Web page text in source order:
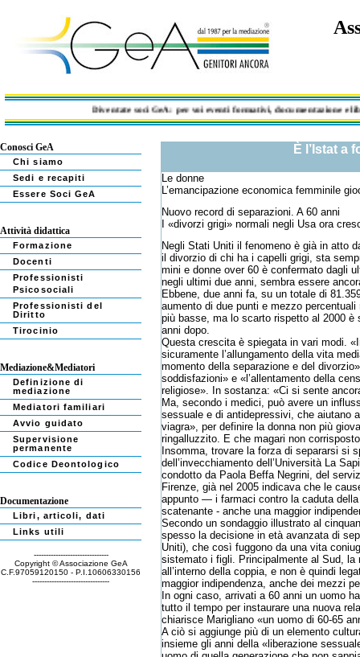
Diventate soci GeA: per voi eventi formativi, documentazione e libri
Conosci GeA
Chi siamo
Sedi e recapiti
Essere Soci GeA
Attività didattica
Formazione
Docenti
Professionisti
Psicosociali
Professionisti del
Diritto
Tirocinio
Mediazione&Mediatori
Definizione di
mediazione
Mediatori familiari
Avvio guidato
Supervisione
permanente
Codice Deontologico
Documentazione
Libri, articoli, dati
Links utili
-------------------------------
Copyright © Associazione GeA
C.F.97059120150 - P.I.10606330156
--------------------------------
È l’Istat a
Le donne
L’emancipazione economica femminile
Nuovo record di separazioni. A 60 anni
I «divorzi grigi» normali negli Usa ora
Negli Stati Uniti il fenomeno è già in atto
il divorzio di chi ha i capelli grigi, sta
mini e donne over 60 è confermato dagli
negli ultimi due anni, sembra essere
Ebbene, due anni fa, su un totale di
aumento di due punti e mezzo
più basse, ma lo scarto rispetto al 2000
anni dopo.
Questa crescita è spiegata in vari modi.
sicuramente l’allungamento della vita
momento della separazione e del
soddisfazioni» e «l’allentamento della
religiose». In sostanza: «Ci si sente
Ma, secondo i medici, può avere un
sessuale e di antidepressivi, che aiutano
viagra», per definire la donna non più
ringalluzzito. E che magari non
Insomma, trovare la forza di separarsi si
dell’invecchiamento dell’Università La
condotto da Paola Beffa Negrini, del
Firenze, già nel 2005 indicava che le
appunto — i farmaci contro la caduta
scatenante - anche una maggior
Secondo un sondaggio illustrato al
spesso la decisione in età avanzata di
Uniti), che così fuggono da una vita
sistemato i figli. Principalmente al Sud, la
all’interno della coppia, e non è quindi
maggior indipendenza, anche dei mezzi
In ogni caso, arrivati a 60 anni un uomo
tutto il tempo per instaurare una nuova
chiarisce Ma­rigliano «un uomo di 60-65
A ciò si aggiunge più di un elemento
insieme gli anni della «liberazione